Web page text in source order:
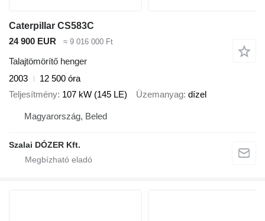
Caterpillar CS583C
24 900 EUR
≈ 9 016 000 Ft
Talajtömörítő henger
2003
12 500 óra
Teljesítmény 107 kW (145 LE) Üzemanyag dízel
Magyarország, Beled
Szalai DÓZER Kft.